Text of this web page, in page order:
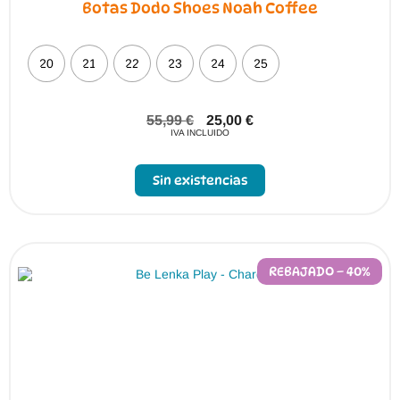
Botas Dodo Shoes Noah Coffee
20 21 22 23 24 25
55,99€ 25,00 €
IVA INCLUIDO
Sin existencias
REBAJADO – 40%